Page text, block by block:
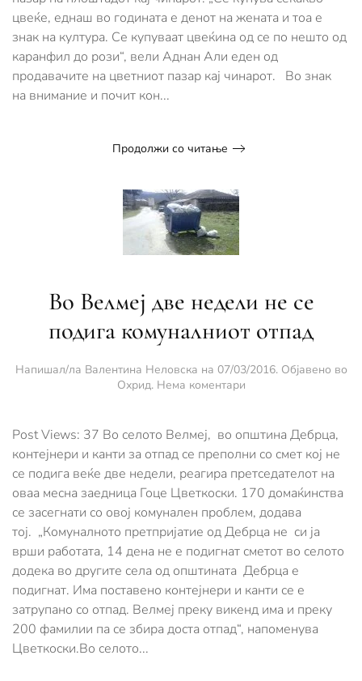
цвеќе, еднаш во годината е денот на жената и тоа е
знак на култура. Се купуваат цвеќина од се по нешто од
каранфил до рози“, вели Аднан Али еден од
продавачите на цветниот пазар кај чинарот. Во знак
на внимание и почит кон...
Продолжи со читање
Во Велмеј две недели не се
подига комуналниот отпад
Напишал/ла Валентина Неловска на 07/03/2016. Објавено во
Охрид. Нема коментариза
две
не
се
подига
комуналниот
отпад
Post Views: 37 Во селото Велмеј, во општина Дебрца,
контејнери и канти за отпад се преполни со смет кој не
се подига веќе две недели, реагира претседателот на
оваа месна заедница Гоце Цветкоски. 170 домаќинства
се засегнати со овој комунален проблем, додава
тој. „Комуналното претпријатие од Дебрца не си ја
врши работата, 14 дена не е подигнат сметот во селото
додека во другите села од општината Дебрца е
подигнат. Има поставено контејнери и канти се е
затрупано со отпад. Велмеј преку викенд има и преку
200 фамилии па се збира доста отпад“, напоменува
Цветкоски.Во селото...